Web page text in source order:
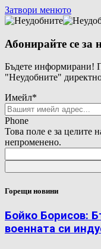
Затвори менюто
Абонирайте се
Бъдете информирани!
"Неудобните"
Имейл*
Phone
Това поле е за целите
непроменено.
Горещи новини
Бойко Борисов:
военната си